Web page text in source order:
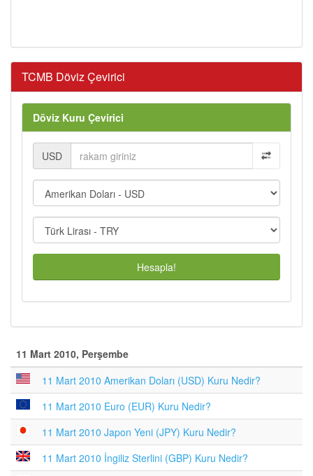
TCMB Döviz Çevirici
Döviz Kuru Çevirici
USD
Hesapla!
11 Mart 2010, Perşembe
11 Mart 2010 Amerikan Doları (USD) Kuru Nedir?
11 Mart 2010 Euro (EUR) Kuru Nedir?
11 Mart 2010 Japon Yeni (JPY) Kuru Nedir?
11 Mart 2010 İngiliz Sterlini (GBP) Kuru Nedir?